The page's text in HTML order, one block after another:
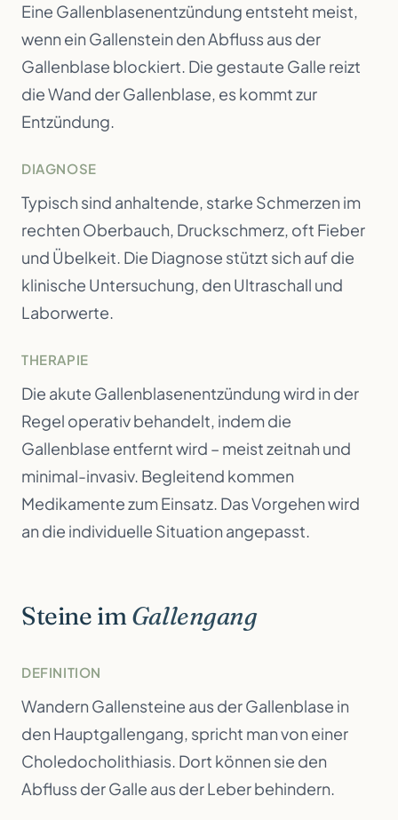
Eine Gallenblasenentzündung entsteht meist,
wenn ein Gallenstein den Abfluss aus der
Gallenblase blockiert. Die gestaute Galle reizt
die Wand der Gallenblase, es kommt zur
Entzündung.
DIAGNOSE
Typisch sind anhaltende, starke Schmerzen im
rechten Oberbauch, Druckschmerz, oft Fieber
und Übelkeit. Die Diagnose stützt sich auf die
klinische Untersuchung, den Ultraschall und
Laborwerte.
THERAPIE
Die akute Gallenblasenentzündung wird in der
Regel operativ behandelt, indem die
Gallenblase entfernt wird – meist zeitnah und
minimal-invasiv. Begleitend kommen
Medikamente zum Einsatz. Das Vorgehen wird
an die individuelle Situation angepasst.
Steine imGallengang
DEFINITION
Wandern Gallensteine aus der Gallenblase in
den Hauptgallengang, spricht man von einer
Choledocholithiasis. Dort können sie den
Abfluss der Galle aus der Leber behindern.